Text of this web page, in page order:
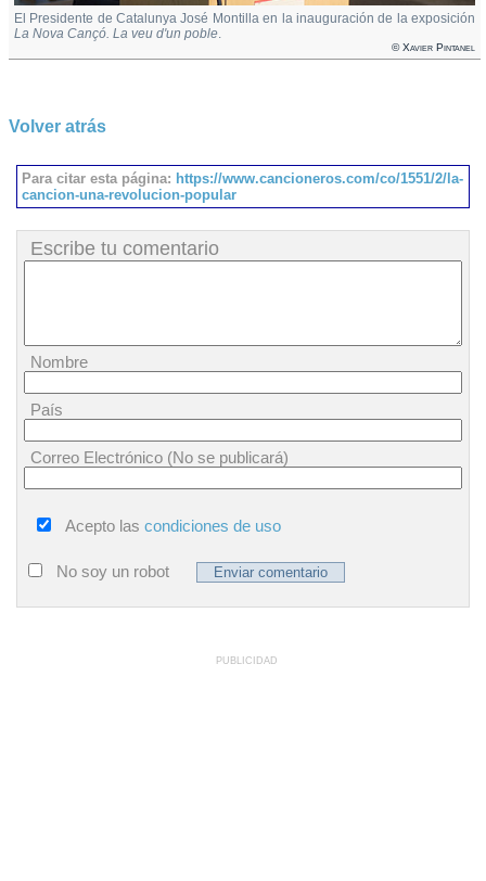
El Presidente de Catalunya José Montilla en la inauguración de la exposición
La Nova Cançó. La veu d'un poble.
© Xavier Pintanel
Volver atrás
Para citar esta página: https://www.cancioneros.com/co/1551/2/la-
cancion-una-revolucion-popular
Escribe tu comentario
Nombre
País
Correo Electrónico (No se publicará)
Acepto las condiciones de uso
No soy un robot
PUBLICIDAD